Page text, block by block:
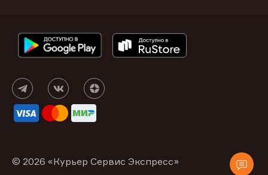
© 2026 «Курьер Сервис Экспресс»